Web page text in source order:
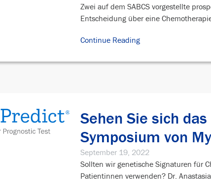
Zwei auf dem SABCS vorgestellte
Entscheidung über eine
Continue Reading
Sehen Sie sich
Symposium von
September 19, 2022
Sollten wir genetische Signaturen für
Patientinnen verwenden? Dr.